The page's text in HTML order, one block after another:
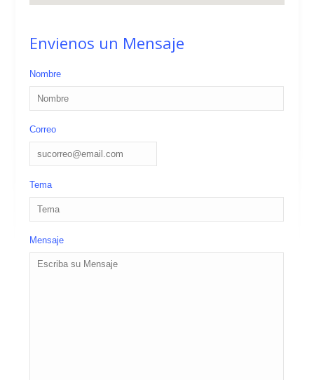
Envienos un Mensaje